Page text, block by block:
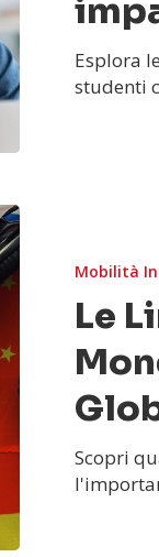
Esplora
studenti
Mobilità
Le
Scopri